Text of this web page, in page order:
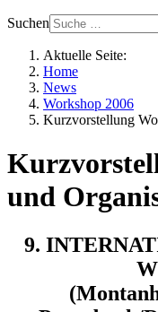
Suchen
Aktuelle Seite:
Home
News
Workshop 2006
Kurzvorstellung
und
9.